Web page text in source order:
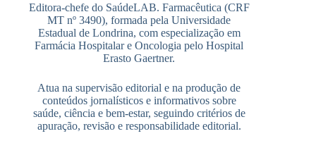
Editora-chefe do SaúdeLAB. Farmacêutica (CRF
MT nº 3490), formada pela Universidade
Estadual de Londrina, com especialização em
Farmácia Hospitalar e Oncologia pelo Hospital
Erasto Gaertner.
Atua na supervisão editorial e na produção de
conteúdos jornalísticos e informativos sobre
saúde, ciência e bem-estar, seguindo critérios de
apuração, revisão e responsabilidade editorial.